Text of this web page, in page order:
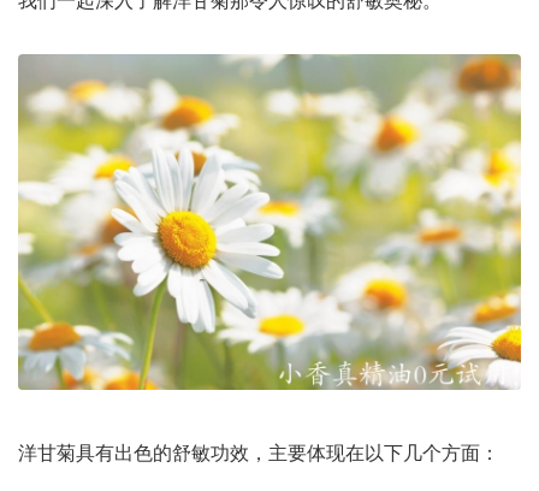
洋甘菊具有出色的舒敏功效，主要体现在以下几个方面：